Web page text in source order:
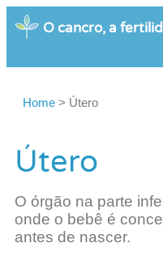
O cancro, a
Home > Útero
Útero
O órgão na parte
onde o bebê é
antes de nascer.